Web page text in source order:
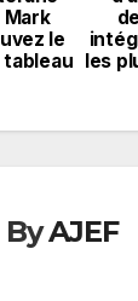
les
le
ByAJEF